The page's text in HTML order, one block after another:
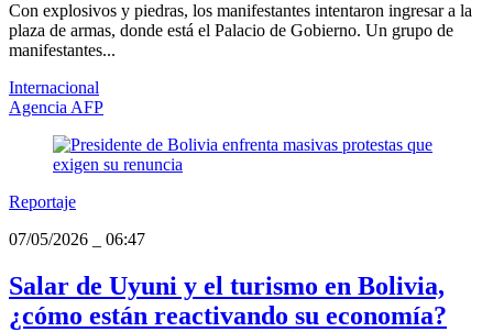
Con explosivos y piedras, los manifestantes intentaron ingresar a la
plaza de armas, donde está el Palacio de Gobierno. Un grupo de
manifestantes...
Internacional
Agencia AFP
Reportaje
07/05/2026
06:47
Salar de Uyuni y el turismo en Bolivia,
¿cómo están reactivando su economía?